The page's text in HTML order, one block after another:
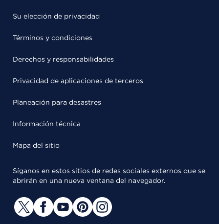
Su elección de privacidad
Términos y condiciones
Derechos y responsabilidades
Privacidad de aplicaciones de terceros
Planeación para desastres
Información técnica
Mapa del sitio
Síganos en estos sitios de redes sociales externos que se
abrirán en una nueva ventana del navegador.